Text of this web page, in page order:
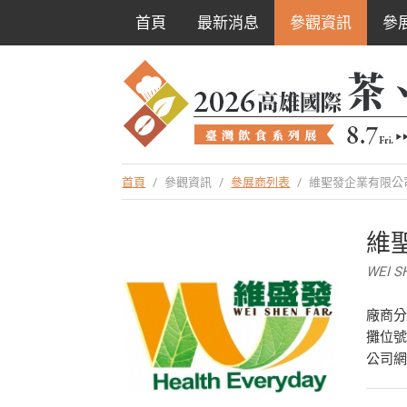
首頁 最新消息 參觀資訊 參
首頁 / 參觀資訊 / 參展商列表 / 維聖發企業有限公
維
WEI
廠商
攤位
公司